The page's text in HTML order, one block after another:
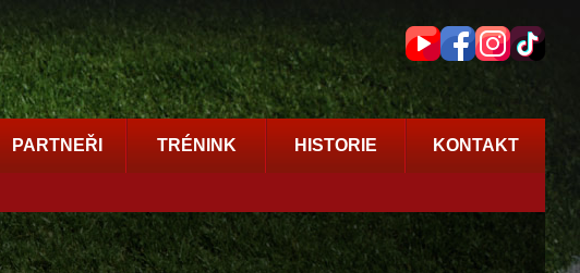
PARTNEŘI TRÉNINK HISTORIE KONTAKT